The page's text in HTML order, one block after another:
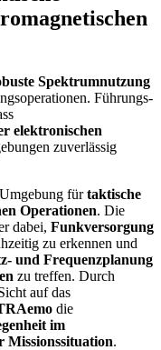
Spektrumnutzung
Führungs-
elektronischen
zuverlässig
fürtaktische
Operationen. Die
dabei, Funkversorgung
zu erkennen und
und Frequenzplanung
zu treffen. Durch
auf das
die
im
Missionssituation.